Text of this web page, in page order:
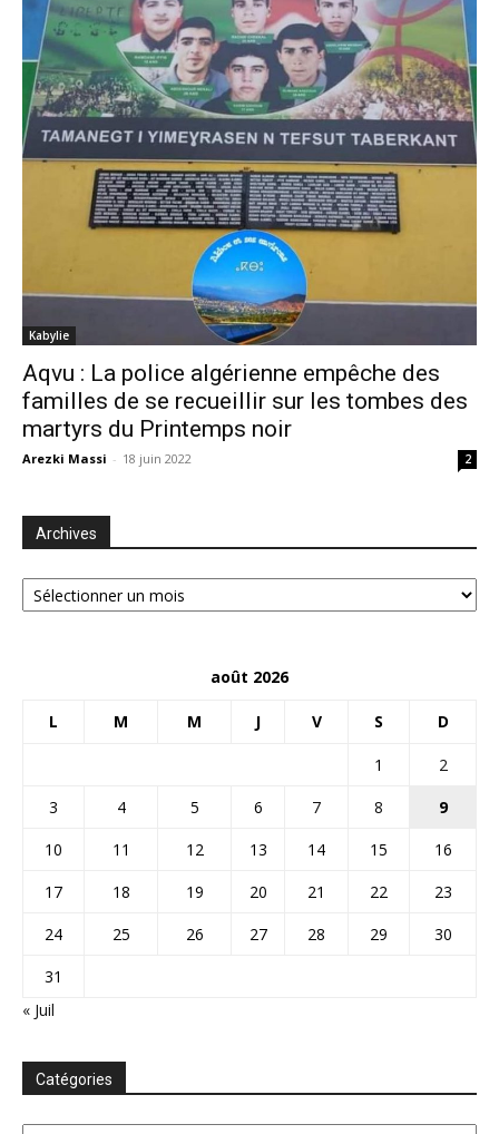
Kabylie
Aqvu : La police algérienne empêche des
familles de se recueillir sur les tombes des
martyrs du Printemps noir
Arezki Massi - 18 juin 2022 2
Archives
Archives
août 2026
L M M J V S D
1
2
3
4 5 6 7 8
9
10
11 12 13 14 15
16
17
18 19 20 21 22
23
24
25 26 27 28 29
30
31
« Juil
Catégories
Catégories